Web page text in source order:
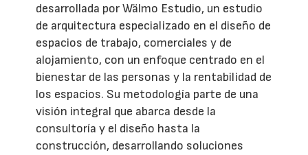
desarrollada por Wälmo Estudio, un estudio
de arquitectura especializado en el diseño de
espacios de trabajo, comerciales y de
alojamiento, con un enfoque centrado en el
bienestar de las personas y la rentabilidad de
los espacios. Su metodología parte de una
visión integral que abarca desde la
consultoría y el diseño hasta la
construcción, desarrollando soluciones